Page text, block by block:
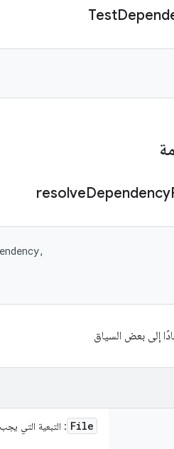
Test
resolveDependency
إلى بعض السياق
File : التبعية التي